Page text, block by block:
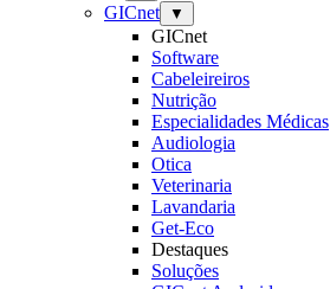
GICnet ▼
GICnet
Software
Cabeleireiros
Nutrição
Especialidades Médicas
Audiologia
Otica
Veterinaria
Lavandaria
Get-Eco
Destaques
Soluções